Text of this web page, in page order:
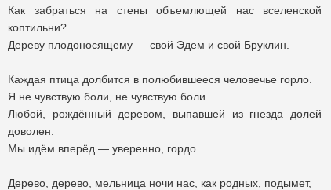
Как забраться на стены объемлющей нас вселенской
коптильни?
Дереву плодоносящему — свой Эдем и свой Бруклин.
Каждая птица долбится в полюбившееся человечье горло.
Я не чувствую боли, не чувствую боли.
Любой, рождëнный деревом, выпавшей из гнезда долей
доволен.
Мы идём вперëд — уверенно, гордо.
Дерево, дерево, мельница ночи нас, как родных, подымет,